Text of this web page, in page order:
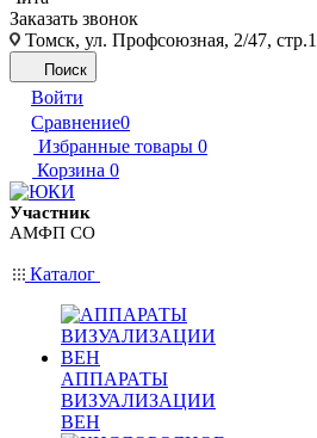
Заказать звонок
Томск, ул. Профсоюзная, 2/47, стр.1
Поиск
Войти
Сравнение0
Избранные товары 0
Корзина 0
Участник
АМФП СО
Каталог
АППАРАТЫ
ВИЗУАЛИЗАЦИИ
ВЕН